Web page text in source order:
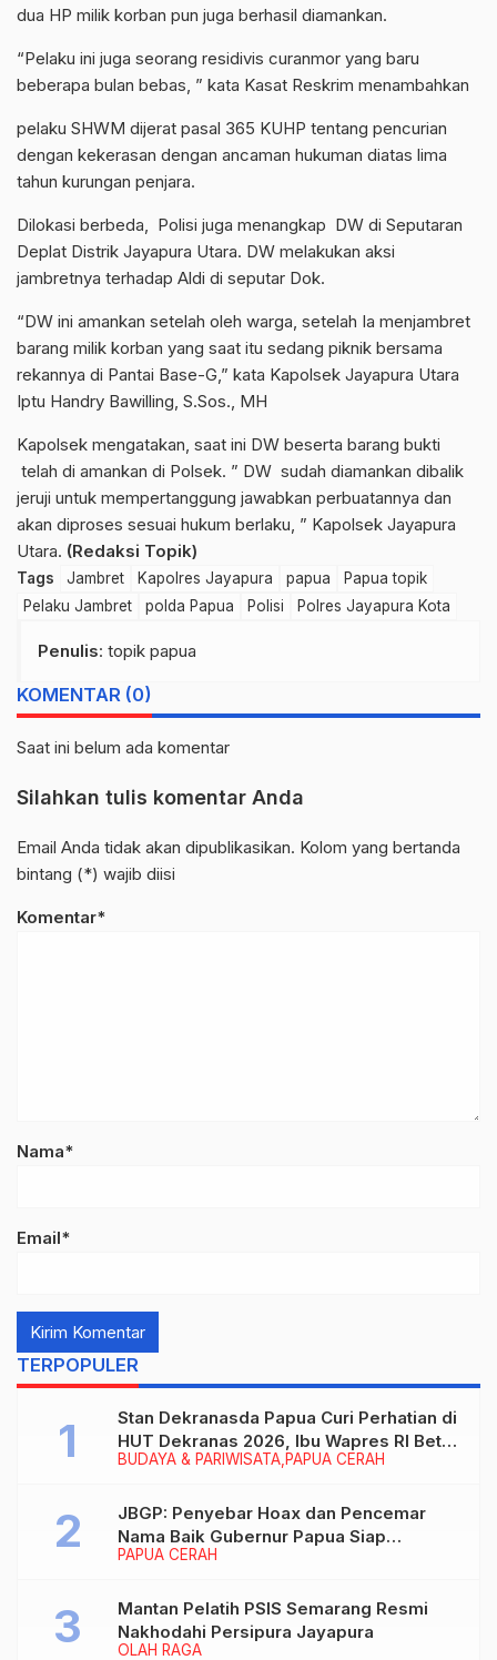
dua HP milik korban pun juga berhasil diamankan.
“Pelaku ini juga seorang residivis curanmor yang baru
beberapa bulan bebas, ” kata Kasat Reskrim menambahkan
pelaku SHWM dijerat pasal 365 KUHP tentang pencurian
dengan kekerasan dengan ancaman hukuman diatas lima
tahun kurungan penjara.
Dilokasi berbeda, Polisi juga menangkap DW di Seputaran
Deplat Distrik Jayapura Utara. DW melakukan aksi
jambretnya terhadap Aldi di seputar Dok.
“DW ini amankan setelah oleh warga, setelah Ia menjambret
barang milik korban yang saat itu sedang piknik bersama
rekannya di Pantai Base-G,” kata Kapolsek Jayapura Utara
Iptu Handry Bawilling, S.Sos., MH
Kapolsek mengatakan, saat ini DW beserta barang bukti
telah di amankan di Polsek. ” DW sudah diamankan dibalik
jeruji untuk mempertanggung jawabkan perbuatannya dan
akan diproses sesuai hukum berlaku, ” Kapolsek Jayapura
Utara. (Redaksi Topik)
Tags Jambret Kapolres Jayapura papua
Papua topik
Pelaku Jambret
polda Papua Polisi Polres Jayapura Kota
Penulis: topik papua
KOMENTAR (0)
Saat ini belum ada komentar
Silahkan tulis komentar Anda
Email Anda tidak akan dipublikasikan. Kolom yang bertanda
bintang (*) wajib diisi
Komentar*
Nama*
Email*
TERPOPULER
BUDAYA & PARIWISATA PAPUA CERAH
Stan Dekranasda Papua Curi Perhatian di
HUT Dekranas 2026, Ibu Wapres RI Betah
Menikmati Karya Perajin
PAPUA CERAH
JBGP: Penyebar Hoax dan Pencemar
Nama Baik Gubernur Papua Siap
Berhadapan dengan Hukum!
OLAH RAGA
Mantan Pelatih PSIS Semarang Resmi
Nakhodahi Persipura Jayapura